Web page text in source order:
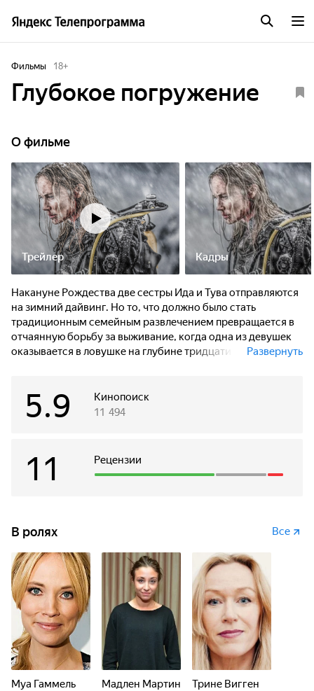
Фильмы 18+
Глубокое погружение
О фильме
Трейлер Кадры
Накануне Рождества две сестры Ида и Тува отправляются
на зимний дайвинг. Но то, что должно было стать
традиционным семейным развлечением превращается в
отчаянную борьбу за выживание, когда одна из девушек
оказывается в ловушке на глубине тридцати метров на
Спасти друг друга можно только совершив невозможное.
Развернуть
Кинопоиск
5.9 11 494
Рецензии
11
В ролях Все
Муа Гаммель Мадлен Мартин Трине Вигген